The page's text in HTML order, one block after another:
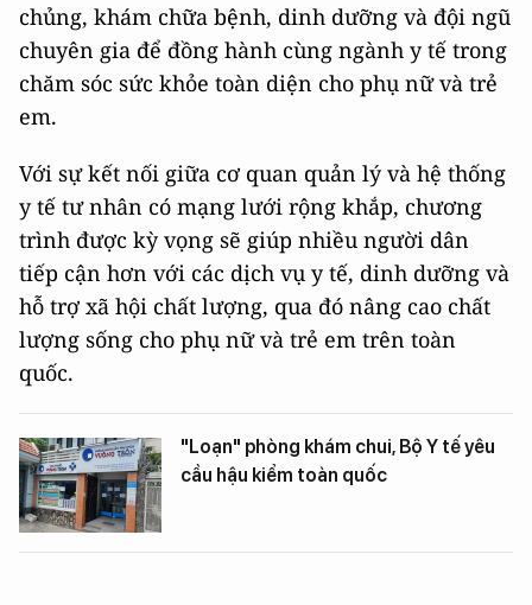
chủng, khám chữa bệnh, dinh dưỡng và đội ngũ
chuyên gia để đồng hành cùng ngành y tế trong
chăm sóc sức khỏe toàn diện cho phụ nữ và trẻ
em.
Với sự kết nối giữa cơ quan quản lý và hệ thống
y tế tư nhân có mạng lưới rộng khắp, chương
trình được kỳ vọng sẽ giúp nhiều người dân
tiếp cận hơn với các dịch vụ y tế, dinh dưỡng và
hỗ trợ xã hội chất lượng, qua đó nâng cao chất
lượng sống cho phụ nữ và trẻ em trên toàn
quốc.
"Loạn" phòng khám chui, Bộ Y tế yêu
cầu hậu kiểm toàn quốc